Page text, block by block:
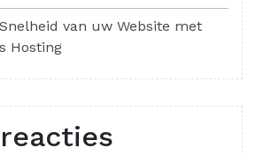
van uw Website met
Hosting